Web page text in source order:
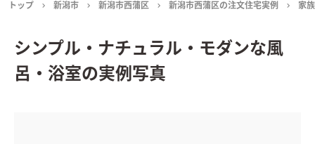
トップ
新潟市 新潟市西蒲区 新潟市西蒲区の注文住宅実例 家
シンプル・ナチュラル・モダンな風
呂・浴室の実例写真